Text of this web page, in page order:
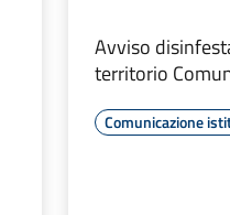
Avviso
territorio
Comunicazione